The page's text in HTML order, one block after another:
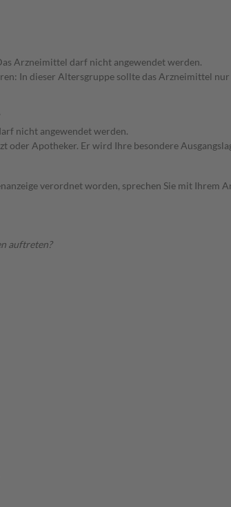
Arzneimittel darf nicht angewendet werden.
In dieser Altersgruppe sollte das Arzneimittel
nicht angewendet werden.
oder Apotheker. Er wird Ihre besondere
verordnet worden, sprechen Sie mit Ihrem
auftreten?